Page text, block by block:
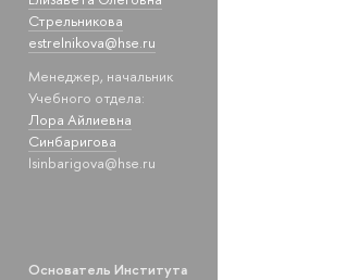
Стрельникова
estrelnikova@hse.ru
Менеджер, начальник
Учебного отдела:
Лора Айлиевна
Синбаригова
lsinbarigova@hse.ru
Основатель Института